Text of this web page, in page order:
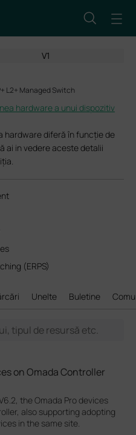
V1
L2+ Managed Switch
hardware a unui dispozitiv
hardware diferă în funcție de
ai in vedere aceste detalii
(ERPS)
Unelte Buletine
on Omada Controller
the Omada Pro devices
also supporting adopting
in the same site.